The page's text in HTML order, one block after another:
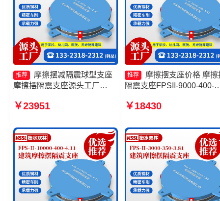
推荐
摩擦摆减隔震球型支座
摩擦摆隔震支座源头工厂
摩擦摆隔震支座FPSII-4000-
￥23951
推荐
摩擦摆支座价格 摩擦
隔震支座FPSII-9000-400-
座源头工厂 摩擦摆隔震支
家
￥18430